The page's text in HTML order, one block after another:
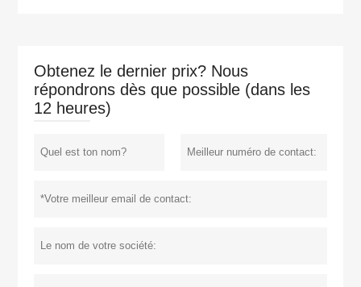
Obtenez le dernier prix? Nous
répondrons dès que possible (dans les
12 heures)